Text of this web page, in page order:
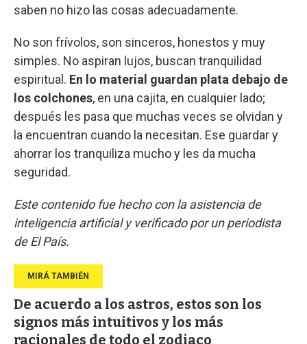
saben no hizo las cosas adecuadamente.
No son frívolos, son sinceros, honestos y muy
simples. No aspiran lujos, buscan tranquilidad
espiritual. En lo material guardan plata debajo de
los colchones, en una cajita, en cualquier lado;
después les pasa que muchas veces se olvidan y
la encuentran cuando la necesitan. Ese guardar y
ahorrar los tranquiliza mucho y les da mucha
seguridad.
Este contenido fue hecho con la asistencia de
inteligencia artificial y verificado por un periodista
de El País.
De acuerdo a los astros, estos son los
signos más intuitivos y los más
racionales de todo el zodiaco